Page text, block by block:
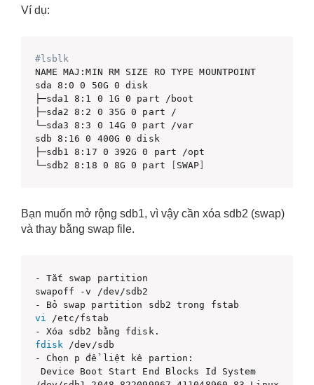
Ví dụ:
#lsblk
NAME MAJ:MIN RM SIZE RO TYPE MOUNTPOINT
sda 8:0 0 50G 0 disk
├─sda1 8:1 0 1G 0 part /boot
├─sda2 8:2 0 35G 0 part /
└─sda3 8:3 0 14G 0 part /var
sdb 8:16 0 400G 0 disk
├─sdb1 8:17 0 392G 0 part /opt
└─sdb2 8:18 0 8G 0 part
SWAP
Bạn muốn mở rộng sdb1, vì vậy cần xóa sdb2 (swap)
và thay bằng swap file.
- Tắt swap partition
swapoff -v /dev/sdb2
vi
/etc/fstab
fdisk /dev/sdb
- Chọn p để liệt kê partion:
Device Boot Start End Blocks Id System